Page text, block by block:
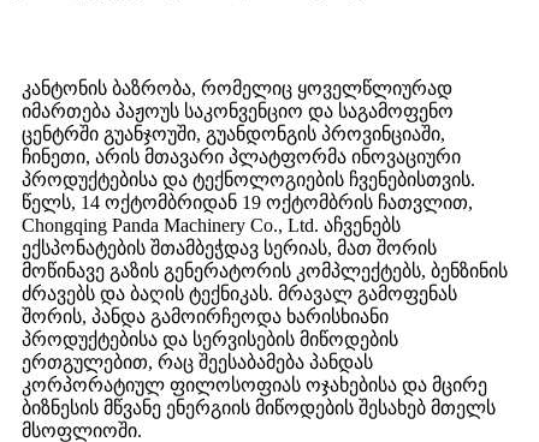
კანტონის ბაზრობა, რომელიც ყოველწლიურად
იმართება პაჟოუს საკონვენციო და საგამოფენო
ცენტრში გუანჯოუში, გუანდონგის პროვინციაში,
ჩინეთი, არის მთავარი პლატფორმა ინოვაციური
პროდუქტებისა და ტექნოლოგიების ჩვენებისთვის.
წელს, 14 ოქტომბრიდან 19 ოქტომბრის ჩათვლით,
Chongqing Panda Machinery Co., Ltd. აჩვენებს
ექსპონატების შთამბეჭდავ სერიას, მათ შორის
მოწინავე გაზის გენერატორის კომპლექტებს, ბენზინის
ძრავებს და ბაღის ტექნიკას. მრავალ გამოფენას
შორის, პანდა გამოირჩეოდა ხარისხიანი
პროდუქტებისა და სერვისების მიწოდების
ერთგულებით, რაც შეესაბამება პანდას
კორპორატიულ ფილოსოფიას ოჯახებისა და მცირე
ბიზნესის მწვანე ენერგიის მიწოდების შესახებ მთელს
მსოფლიოში.